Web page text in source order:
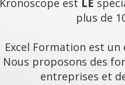
Kronoscope est LE
plus de
Excel Formation est un
Nous proposons des
entreprises et